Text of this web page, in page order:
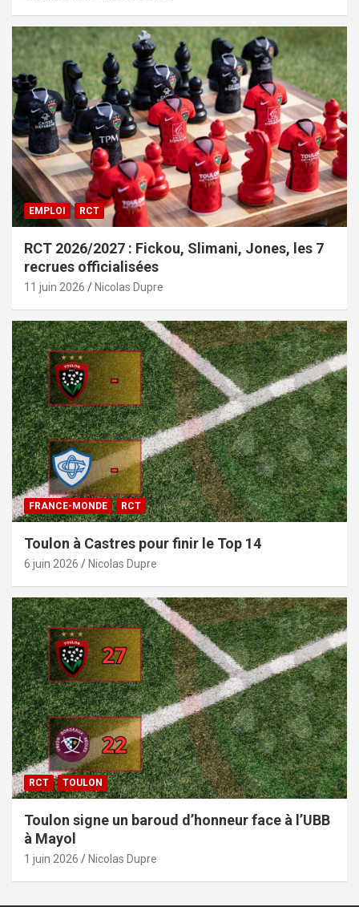
EMPLOI RCT
RCT 2026/2027 : Fickou, Slimani, Jones, les 7
recrues officialisées
11 juin 2026 Nicolas Dupre
FRANCE-MONDE RCT
Toulon à Castres pour finir le Top 14
6 juin 2026 Nicolas Dupre
RCT TOULON
Toulon signe un baroud d’honneur face à l’UBB
à Mayol
1 juin 2026 Nicolas Dupre